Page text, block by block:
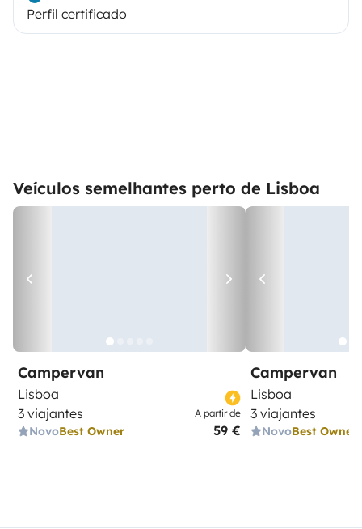
Perfil certificado
Veículos semelhantes perto de Lisboa
Campervan
Lisboa
3 viajantes
NovoBest Owner
A partir de
59 €
Campervan
Lisboa
3 viajantes
NovoBest Owner